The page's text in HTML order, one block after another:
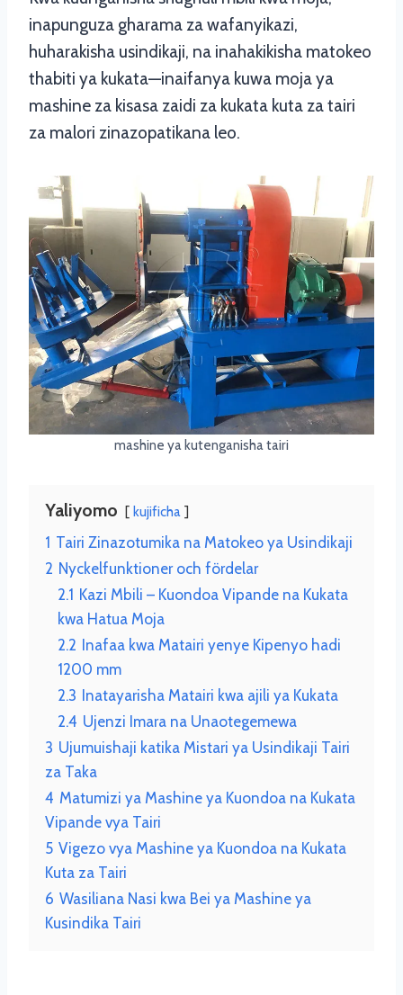
inapunguza gharama za wafanyikazi,
huharakisha usindikaji, na inahakikisha matokeo
thabiti ya kukata—inaifanya kuwa moja ya
mashine za kisasa zaidi za kukata kuta za tairi
za malori zinazopatikana leo.
mashine ya kutenganisha tairi
Yaliyomo kujificha
1 Tairi Zinazotumika na Matokeo ya Usindikaji
2 Nyckelfunktioner och fördelar
2.1 Kazi Mbili – Kuondoa Vipande na Kukata
kwa Hatua Moja
2.2 Inafaa kwa Matairi yenye Kipenyo hadi
1200 mm
2.3 Inatayarisha Matairi kwa ajili ya Kukata
2.4 Ujenzi Imara na Unaotegemewa
3 Ujumuishaji katika Mistari ya Usindikaji Tairi
za Taka
4 Matumizi ya Mashine ya Kuondoa na Kukata
Vipande vya Tairi
5 Vigezo vya Mashine ya Kuondoa na Kukata
Kuta za Tairi
6 Wasiliana Nasi kwa Bei ya Mashine ya
Kusindika Tairi